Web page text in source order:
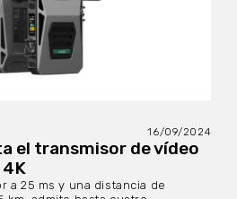
16/09/2024
el transmisor de vídeo
a 25 ms y una distancia de